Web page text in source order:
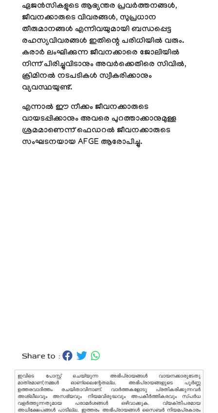
ഏജന്‍സികളുടെ ആഭ്യന്തര പ്രവര്‍ത്തനങ്ങള്‍,
ജീവനക്കാരുടെ വിവരങ്ങള്‍, സുപ്രധാന
തീരുമാനങ്ങള്‍ എന്നിവയുമായി ബന്ധപ്പെട്ട
രഹസ്യവിവരങ്ങള്‍ ഇതിന്റെ പരിധിയില്‍ വരും.
കരാര്‍ ലംഘിക്കുന്ന ജീവനക്കാരെ ജോലിയില്‍
നിന്ന് പിരിച്ചുവിടാനും അവര്‍ക്കെതിരെ സിവില്‍,
ക്രിമിനല്‍ നടപടികള്‍ സ്വീകരിക്കാനും
വ്യവസ്ഥയുണ്ട്.
എന്നാല്‍ ഈ നീക്കം ജീവനക്കാരുടെ
വായടപ്പിക്കാനും അവരെ പുറത്താക്കാനുമുള്ള
ശ്രമമാണെന്ന് ഫെഡറല്‍ ജീവനക്കാരുടെ
സംഘടനയായ AFGE ആരോപിച്ചു.
Share to :
ഇവിടെ പോസ്റ്റ് ചെയ്യുന്ന അഭിപ്രായങ്ങള്‍ വായനക്കാരുടേതു
മാത്രമാണ്,നമ്മൾ ഓണ്ലൈന്റേതല്ല. അഭിപ്രായങ്ങളുടെ പൂർണ്ണ
ഉത്തരവാദിത്തം രചയിതാവിനാണ്. വാര്‍ത്തകളോടു പ്രതികരിക്കുന്നവര്‍
അശ്ലീലവും അസഭ്യവും നിയമവിരുദ്ധവും അപകീര്‍ത്തികരവും സ്പര്‍ധ
വളര്‍ത്തുന്നതുമായ പരാമര്‍ശങ്ങള്‍ ഒഴിവാക്കുക. വ്യക്തിപരമായ
അധിക്ഷേപങ്ങള്‍ പാടില്ല. ഇത്തരം അഭിപ്രായങ്ങള്‍ സൈബര്‍ നിയമപ്രകാരം